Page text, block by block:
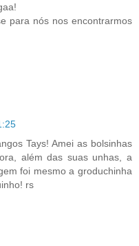
para nós nos encontrarmos
Tays! Amei as bolsinhas
além das suas unhas, a
foi mesmo a groduchinha
rs